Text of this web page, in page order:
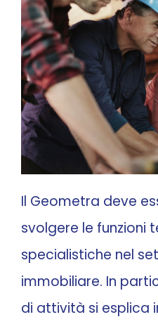
Il Geometra deve
svolgere le funzioni
specialistiche nel
immobiliare. In
di attività si esplica